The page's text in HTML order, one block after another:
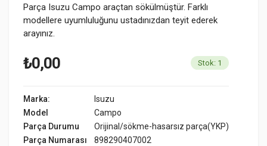
Parça Isuzu Campo araçtan sökülmüştür. Farklı
modellere uyumluluğunu ustadınızdan teyit ederek
arayınız.
₺0,00 Stok: 1
Marka:
Isuzu
Model
Campo
Parça Durumu
Orijinal/sökme-hasarsız parça(YKP)
Parça Numarası
898290407002